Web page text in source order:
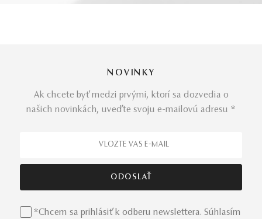
NOVINKY
Ak chcete byť medzi prvými, ktorí sa dozvedia o
našich novinkách, uveďte svoju e-mailovú adresu *
*Chcem sa prihlásiť k odberu newslettera. Súhlasím